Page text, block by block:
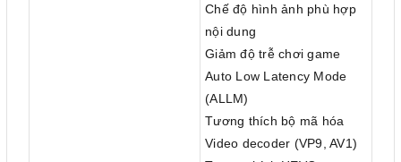
Chế độ hình ảnh phù hợp
nội dung
Giảm độ trễ chơi game
Auto Low Latency Mode
(ALLM)
Tương thích bộ mã hóa
Video decoder (VP9, AV1)